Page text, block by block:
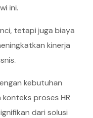
ini.
tetapi juga biaya
kinerja
kebutuhan
proses HR
dari solusi